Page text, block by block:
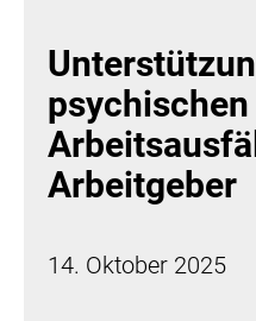
psychischen
Arbeitgeber
14. Oktober 2025